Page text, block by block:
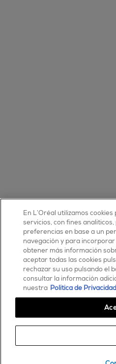
En L’Oréal utilizamos
servicios, con fines
preferencias en base a un
navegación y para
obtener más información
aceptar todas las cookies
rechazar su uso pulsando el
consultar la información
nuestra Política de Privacidad